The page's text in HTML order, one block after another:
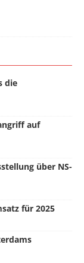
die
auf
über NS-
für 2025